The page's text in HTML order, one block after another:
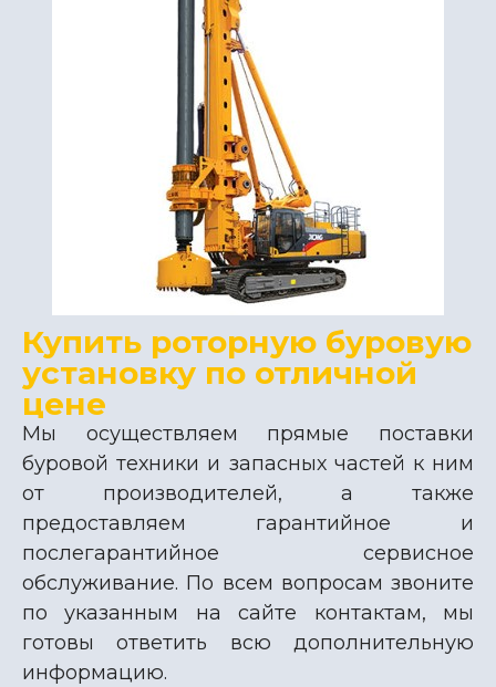
Купить роторную буровую
установку по отличной
цене
Мы осуществляем прямые поставки
буровой техники и запасных частей к ним
от производителей, а также
предоставляем гарантийное и
послегарантийное сервисное
обслуживание. По всем вопросам звоните
по указанным на сайте контактам, мы
готовы ответить всю дополнительную
информацию.